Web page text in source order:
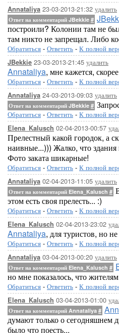
Annataliya 23-03-2013-21:32 удалить
Ответ на комментарий JBekkie #
построили? Колонии там не
там никто не запрещал. Либо
Обратиться - Ответить - К полной
JBekkie 23-03-2013-21:45 удалить
Annataliya, мне кажется,
Обратиться - Ответить - К полной
Annataliya 24-03-2013-09:03 удалить
Ответ на комментарий JBekkie #
Обратиться - Ответить - К полной
Elena_Kalusch 02-04-2013-00:57
Прелестный какой городок, а
наивные...))) Жалко, что
Фото заката шикарные!
Обратиться - Ответить - К полной
Annataliya 02-04-2013-11:05 удалить
Ответ на комментарий Elena_Kalusch #
этом есть своя прелесть... :)
Обратиться - Ответить - К полной
Elena_Kalusch 02-04-2013-23:02
Annataliya, для туристов, но
Обратиться - Ответить - К полной
Annataliya 03-04-2013-00:20 удалить
Ответ на комментарий Elena_Kalusch #
но мне показалось, что
Обратиться - Ответить - К полной
Elena_Kalusch 03-04-2013-01:00
Ответ на комментарий Annataliya #
думают только о сегодняшнем
было что поесть...